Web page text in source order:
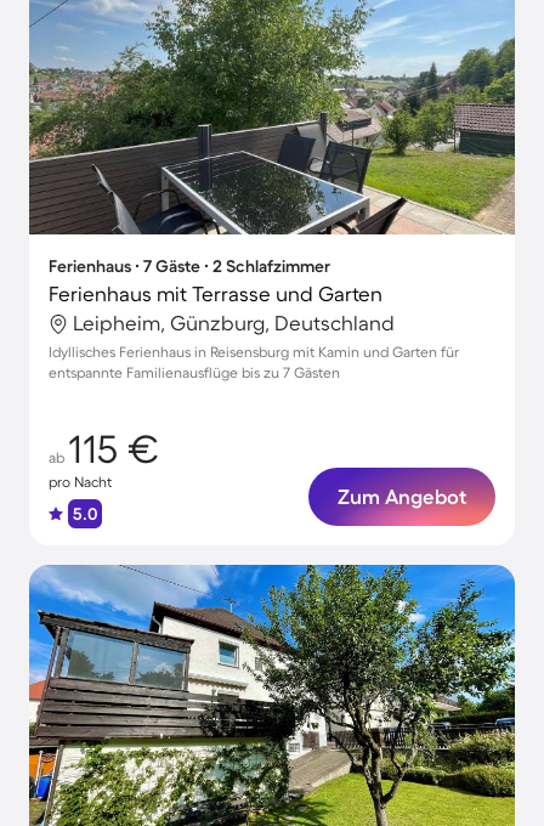
Ferienhaus ∙ 7 Gäste ∙ 2 Schlafzimmer
Ferienhaus mit Terrasse und Garten
Leipheim, Günzburg, Deutschland
Idyllisches Ferienhaus in Reisensburg mit Kamin und Garten für
entspannte Familienausflüge bis zu 7 Gästen
ab 115 €
pro Nacht
5.0
Zum Angebot